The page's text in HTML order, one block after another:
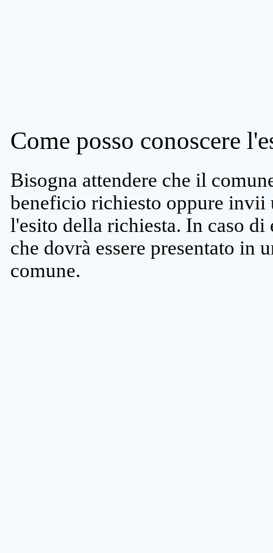
Come posso conoscere
Bisogna attendere che il
beneficio richiesto oppure invii
l'esito della richiesta. In caso
che dovrà essere presentato in
comune.